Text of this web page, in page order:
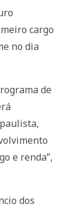
cargo
no dia
de
e renda”,
dos